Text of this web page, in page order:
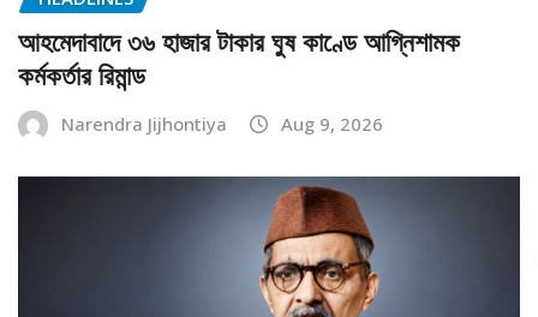
আহমেদাবাদে ৩৬ হাজার টাকার ঘুষ কাণ্ডে আগ্নিশামক
কর্মকর্তার রিমান্ড
Narendra Jijhontiya Aug 9, 2026